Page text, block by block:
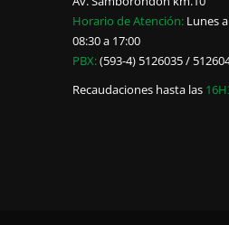
Horario de Atención:Lunes
08:30 a 17:00
PBX:(593-4) 5126035 /
Recaudaciones hasta las